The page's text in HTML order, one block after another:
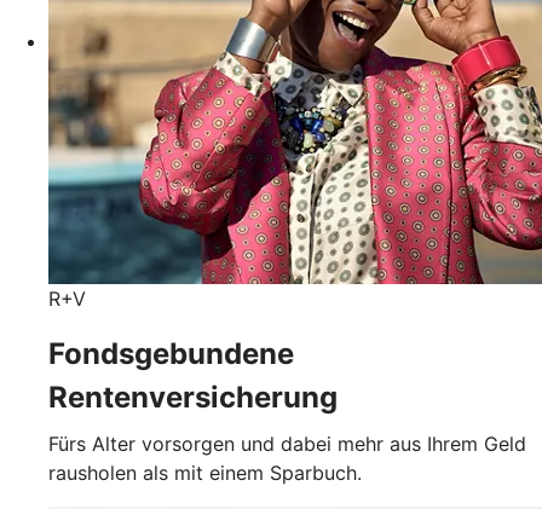
R+V
Fondsgebundene
Rentenversicherung
Fürs Alter vorsorgen und dabei mehr aus Ihrem Geld
rausholen als mit einem Sparbuch.